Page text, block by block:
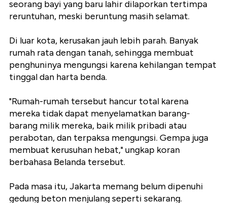
seorang bayi yang baru lahir dilaporkan tertimpa
reruntuhan, meski beruntung masih selamat.
Di luar kota, kerusakan jauh lebih parah. Banyak
rumah rata dengan tanah, sehingga membuat
penghuninya mengungsi karena kehilangan tempat
tinggal dan harta benda.
"Rumah-rumah tersebut hancur total karena
mereka tidak dapat menyelamatkan barang-
barang milik mereka, baik milik pribadi atau
perabotan, dan terpaksa mengungsi. Gempa juga
membuat kerusuhan hebat," ungkap koran
berbahasa Belanda tersebut.
Pada masa itu, Jakarta memang belum dipenuhi
gedung beton menjulang seperti sekarang.